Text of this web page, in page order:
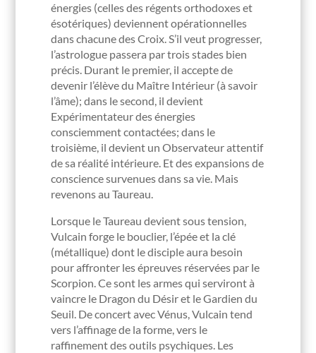
énergies (celles des régents orthodoxes et
ésotériques) deviennent opérationnelles
dans chacune des Croix. S’il veut progresser,
l’astrologue passera par trois stades bien
précis. Durant le premier, il accepte de
devenir l’élève du Maître Intérieur (à savoir
l’âme); dans le second, il devient
Expérimentateur des énergies
consciemment contactées; dans le
troisième, il devient un Observateur attentif
de sa réalité intérieure. Et des expansions de
conscience survenues dans sa vie. Mais
revenons au Taureau.
Lorsque le Taureau devient sous tension,
Vulcain forge le bouclier, l’épée et la clé
(métallique) dont le disciple aura besoin
pour affronter les épreuves réservées par le
Scorpion. Ce sont les armes qui serviront à
vaincre le Dragon du Désir et le Gardien du
Seuil. De concert avec Vénus, Vulcain tend
vers l’affinage de la forme, vers le
raffinement des outils psychiques. Les